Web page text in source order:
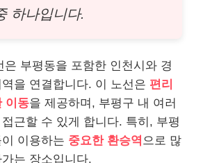
하나입니다.
은 부평동을 포함한 인천시와 경
을 연결합니다. 이 노선은 편리
이동을 제공하며, 부평구 내 여러
근할 수 있게 합니다. 특히, 부평
이용하는 중요한 환승역 으로 많
는 장소입니다.